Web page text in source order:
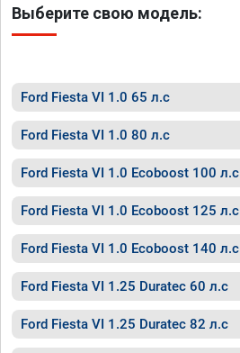
Выберите свою модель:
Ford Fiesta VI 1.0 65 л.с
Ford Fiesta VI 1.0 80 л.с
Ford Fiesta VI 1.0 Ecoboost 100 л.с
Ford Fiesta VI 1.0 Ecoboost 125 л.с
Ford Fiesta VI 1.0 Ecoboost 140 л.с
Ford Fiesta VI 1.25 Duratec 60 л.с
Ford Fiesta VI 1.25 Duratec 82 л.с